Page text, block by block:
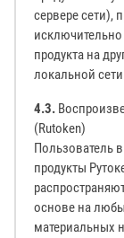
сервере сети),
продукта на
локальной
4.3.
(Rutoken)
Пользователь
продукты
основе на
материальных